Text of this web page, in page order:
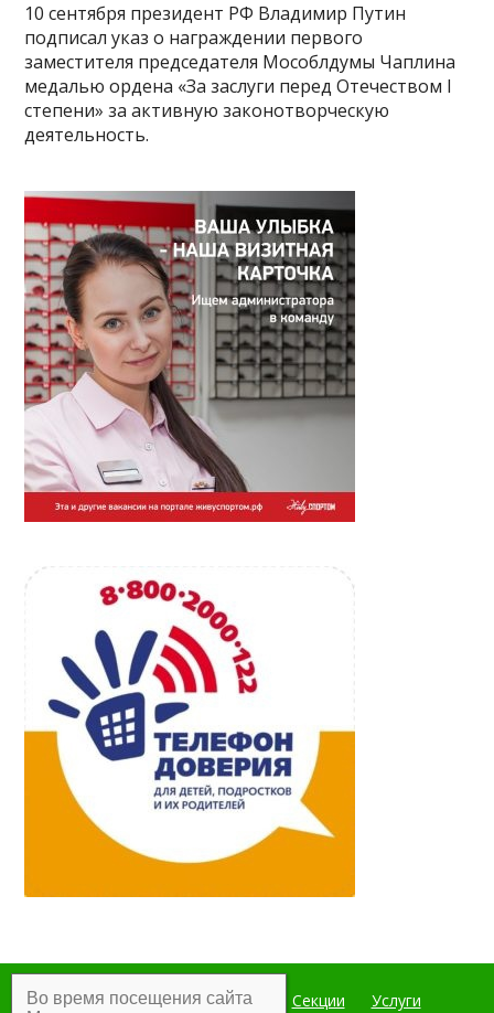
10 сентября президент РФ Владимир Путин
подписал указ о награждении первого
заместителя председателя Мособлдумы Чаплина
медалью ордена «За заслуги перед Отечеством I
степени» за активную законотворческую
деятельность.
Главная Мероприятия Секции Услуги
Во время посещения сайта